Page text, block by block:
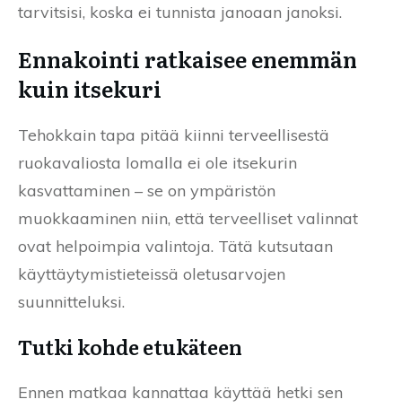
tarvitsisi, koska ei tunnista janoaan janoksi.
Ennakointi ratkaisee enemmän
kuin itsekuri
Tehokkain tapa pitää kiinni terveellisestä
ruokavaliosta lomalla ei ole itsekurin
kasvattaminen – se on ympäristön
muokkaaminen niin, että terveelliset valinnat
ovat helpoimpia valintoja. Tätä kutsutaan
käyttäytymistieteissä oletusarvojen
suunnitteluksi.
Tutki kohde etukäteen
Ennen matkaa kannattaa käyttää hetki sen